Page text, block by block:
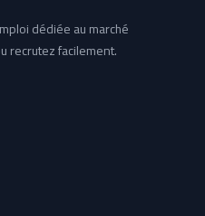
dédiée au marché
recrutez facilement.